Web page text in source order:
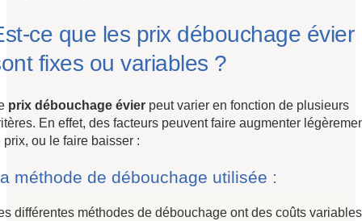
ce que les prix débouchage évier
fixes ou variables ?
prix débouchage évier peut varier en fonction de plusieurs
En effet, des facteurs peuvent faire augmenter
prix, ou le faire baisser :
méthode de débouchage utilisée :
différentes méthodes de débouchage ont des coûts